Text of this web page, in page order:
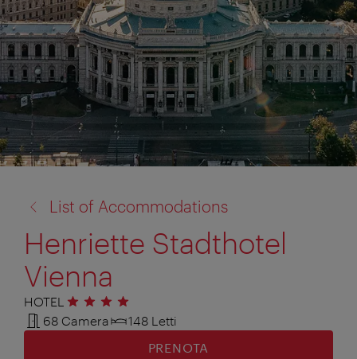
a:
List of Accommodations
Henriette Stadthotel
Vienna
HOTEL 4 stelle
68 Camera
148 Letti
PRENOTA